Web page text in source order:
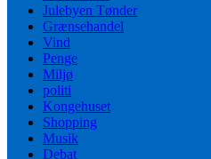
Julebyen Tønder
Grænsehandel
Vind
Penge
Miljø
politi
Kongehuset
Shopping
Musik
Debat